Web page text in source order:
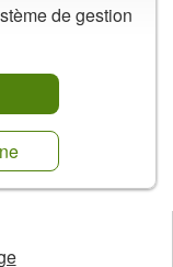
de gestion